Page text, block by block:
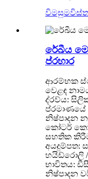
විමසුම
රේඛීය
ප්රහාර
ආරම්භක
වෙළඳ
ද්රව්ය:
ප්රමාණයේ
නිෂ්පාදන
කෝටර්
සහතික කිරීම:
අයදුම්පත:
හයිඩ්රොලි
භාවිතය:
නිෂ්පාදන